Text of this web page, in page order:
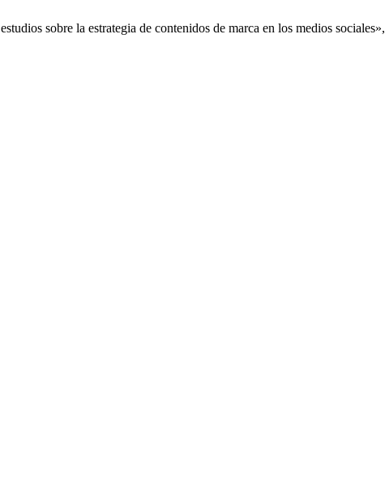
sobre la estrategia de contenidos de marca en los medios sociales»,